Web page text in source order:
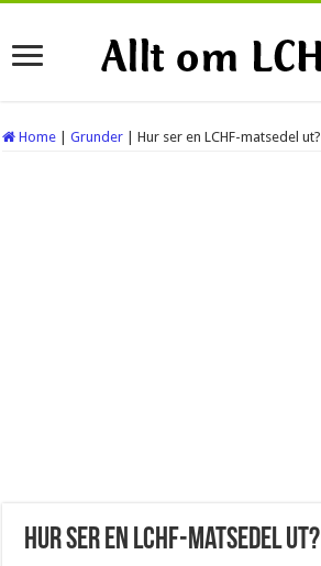
Home Grunder Hur ser en LCHF-matsedel ut?
Hur ser en LCHF-matsedel ut?